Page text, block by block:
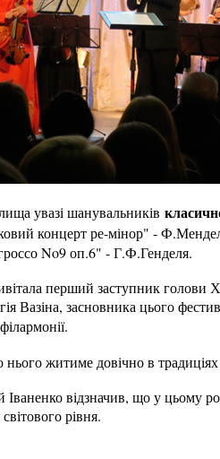
увазі шанувальників
концерт ре-мінор" -
No9 оп.6" - Г.Ф.Генделя.
перший заступник
Вазіна, засновника цього
житиме довічно в
Іваненко відзначив, що у цьому
рівня.